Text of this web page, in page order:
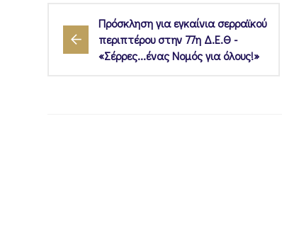
Πρόσκληση για εγκαίνια σερραϊκού
περιπτέρου στην 77η Δ.Ε.Θ -
«Σέρρες...ένας Νομός για όλους!»